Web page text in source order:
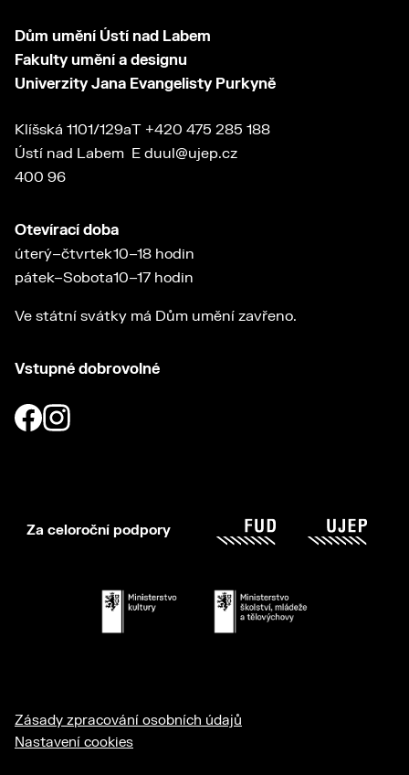
Dům umění Ústí nad Labem
Fakulty umění a designu
Univerzity Jana Evangelisty Purkyně
Klíšská 1101/129a
Ústí nad Labem
400 96
T +420 475 285 188
E duul@ujep.cz
Otevírací doba
úterý–čtvrtek
pátek–Sobota
10–18 hodin
10–17 hodin
Ve státní svátky má Dům umění zavřeno.
Vstupné dobrovolné
Za celoroční podpory
Zásady zpracování osobních údajů
Nastavení cookies